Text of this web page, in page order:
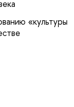
«культуры